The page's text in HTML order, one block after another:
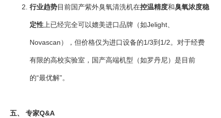
行业趋势目前国产紫外臭氧清洗机在控温精度和臭氧浓度稳
定性 上已经完全可以媲美进口品牌（如Jelight、
Novascan），但价格仅为进口设备的1/3到1/2。对于经费
有限的高校实验室，国产高端机型（如罗丹尼）是目前
的“最优解”。
五、 专家Q&A